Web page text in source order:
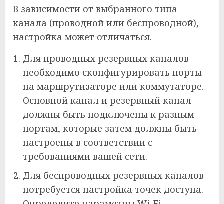
В зависимости от выбранного типа
канала (проводной или беспроводной),
настройка может отличаться.
Для проводных резервных каналов
необходимо сконфигурировать порты
на маршрутизаторе или коммутаторе.
Основной канал и резервный канал
должны быть подключены к разным
портам, которые затем должны быть
настроены в соответствии с
требованиями вашей сети.
Для беспроводных резервных каналов
потребуется настройка точек доступа.